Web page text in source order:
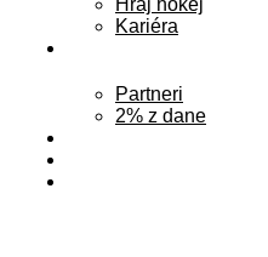
Hraj hokej
Kariéra
Partneri
2% z dane